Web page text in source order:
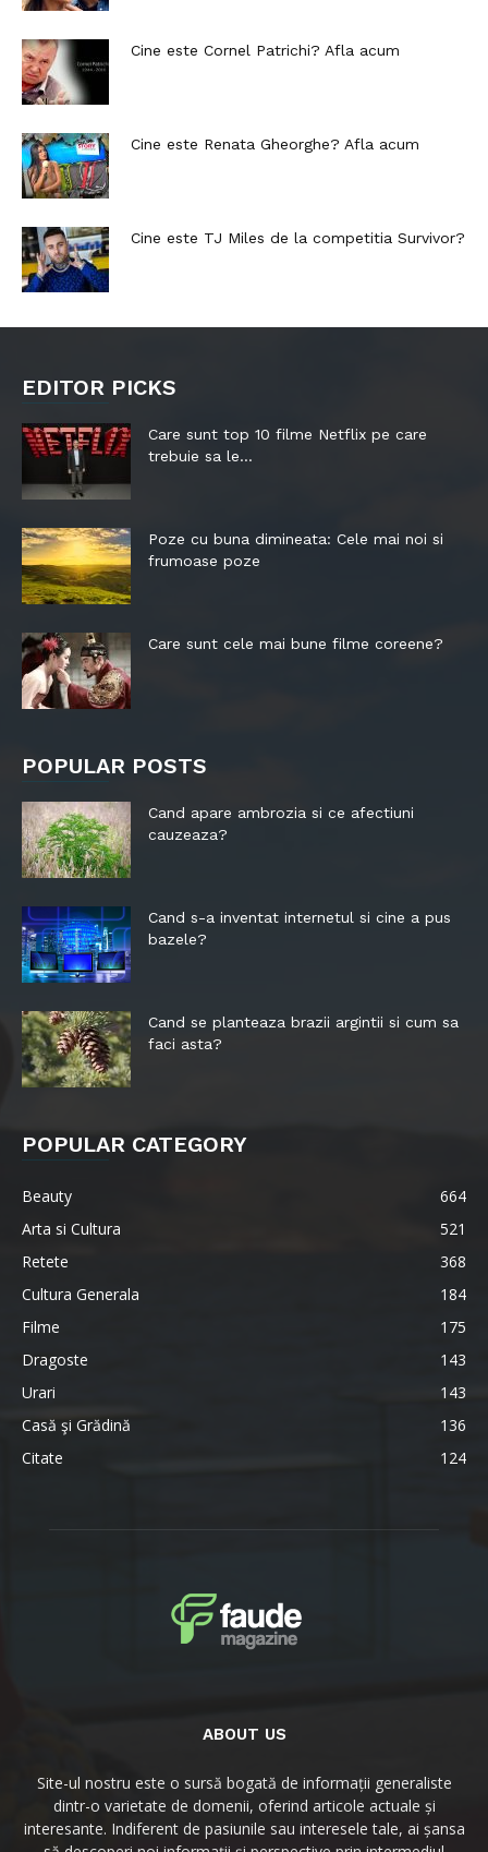
Cine este Cornel Patrichi? Afla acum
Cine este Renata Gheorghe? Afla acum
Cine este TJ Miles de la competitia Survivor?
EDITOR PICKS
Care sunt top 10 filme Netflix pe care
trebuie sa le...
Poze cu buna dimineata: Cele mai noi si
frumoase poze
Care sunt cele mai bune filme coreene?
POPULAR POSTS
Cand apare ambrozia si ce afectiuni
cauzeaza?
Cand s-a inventat internetul si cine a pus
bazele?
Cand se planteaza brazii argintii si cum sa
faci asta?
POPULAR CATEGORY
Beauty
664
Arta si Cultura
521
Retete
368
Cultura Generala
184
Filme
175
Dragoste
143
Urari
143
Casă şi Grădină
136
Citate
124
ABOUT US
Site-ul nostru este o sursă bogată de informații generaliste
dintr-o varietate de domenii, oferind articole actuale și
interesante. Indiferent de pasiunile sau interesele tale, ai șansa